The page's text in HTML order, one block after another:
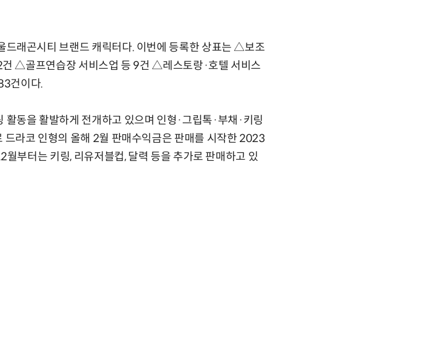
드래곤시티 브랜드 캐릭터다. 이번에 등록한 상표는 △보조
△골프연습장 서비스업 등 9건 △레스토랑·호텔 서비스
건이다.
동을 활발하게 전개하고 있으며 인형·그립톡·부채·키링
드라코 인형의 올해 2월 판매수익금은 판매를 시작한 2023
부터는 키링, 리유저블컵, 달력 등을 추가로 판매하고 있